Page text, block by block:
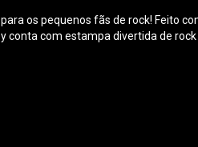
os pequenos fãs de rock! Feito
conta com estampa divertida de